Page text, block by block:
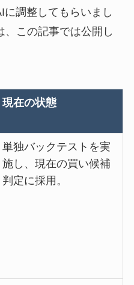
に調整してもらいまし
、この記事では公開し
現在の状態
単独バックテストを実
施し、現在の買い候補
判定に採用。